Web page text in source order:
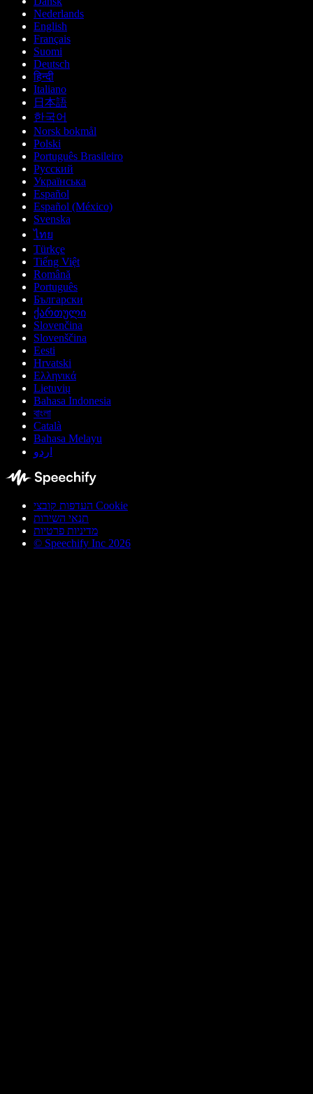
Nederlands
English
Français
Suomi
Deutsch
हिन्दी
Italiano
日本語
한국어
Norsk bokmål
Polski
Português Brasileiro
Русский
Українська
Español
Español (México)
Svenska
ไทย
Türkçe
Tiếng Việt
Română
Português
Български
ქართული
Slovenčina
Slovenščina
Eesti
Hrvatski
Ελληνικά
Lietuvių
Bahasa Indonesia
বাংলা
Català
Bahasa Melayu
اردو
העדפות קובצי Cookie
תנאי השירות
מדיניות פרטיות
© Speechify Inc 2026